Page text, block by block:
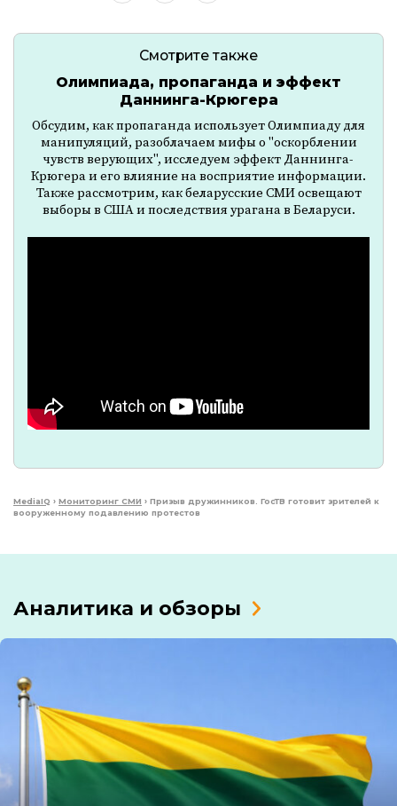
Смотрите также
Олимпиада, пропаганда и эффект
Даннинга-Крюгера
Обсудим, как пропаганда использует Олимпиаду для
манипуляций, разоблачаем мифы о "оскорблении
чувств верующих", исследуем эффект Даннинга-
Крюгера и его влияние на восприятие информации.
Также рассмотрим, как беларусские СМИ освещают
выборы в США и последствия урагана в Беларуси.
MediaIQ › Мониторинг СМИ › Призыв дружинников. ГосТВ готовит зрителей к
вооруженному подавлению протестов
Аналитика и обзоры